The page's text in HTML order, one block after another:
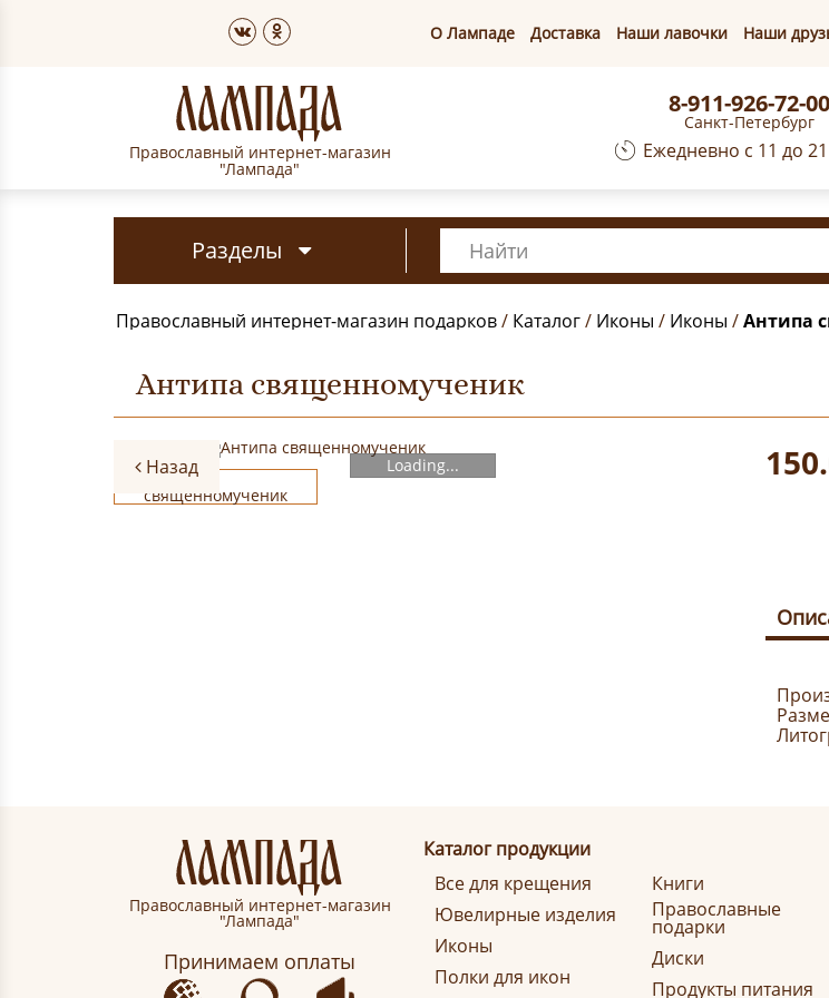
О Лампаде Доставка Наши лавочки Наши
Православный интернет-магазин
"Лампада"
8-911-926-72-00
Санкт-Петербург
Ежедневно с 11 до
Разделы
Православный интернет-магазин подарков/ Каталог/ Иконы / Иконы /Антипа
Антипа священномученик
Loading...
Назад
Православный интернет-магазин
"Лампада"
Принимаем оплаты
Каталог продукции
Все для крещения
Ювелирные изделия
Иконы
Полки для икон
Книги
Православные
подарки
Диски
Продукты питания